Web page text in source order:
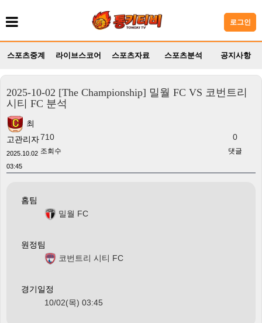
로그인
스포츠중계 라이브스코어 스포츠자료 스포츠분석 공지사항
2025-10-02 [The Championship] 밀월 FC VS 코번트리
시티 FC 분석
최
고관리자
2025.10.02
03:45
710
조회수
0
댓글
홈팀
밀월 FC
원정팀
코번트리 시티 FC
경기일정
10/02(목) 03:45